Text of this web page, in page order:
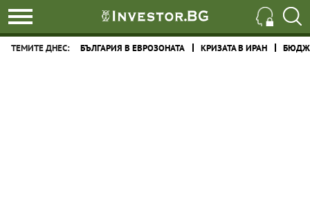
ТЕМИТЕ ДНЕС: БЪЛГАРИЯ В ЕВРОЗОНАТА КРИЗАТА В ИРАН